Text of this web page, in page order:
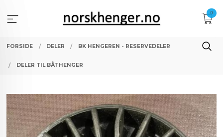
innholdet
0
FORSIDE DELER BK HENGEREN - RESERVEDELER
DELER TIL BÅTHENGER